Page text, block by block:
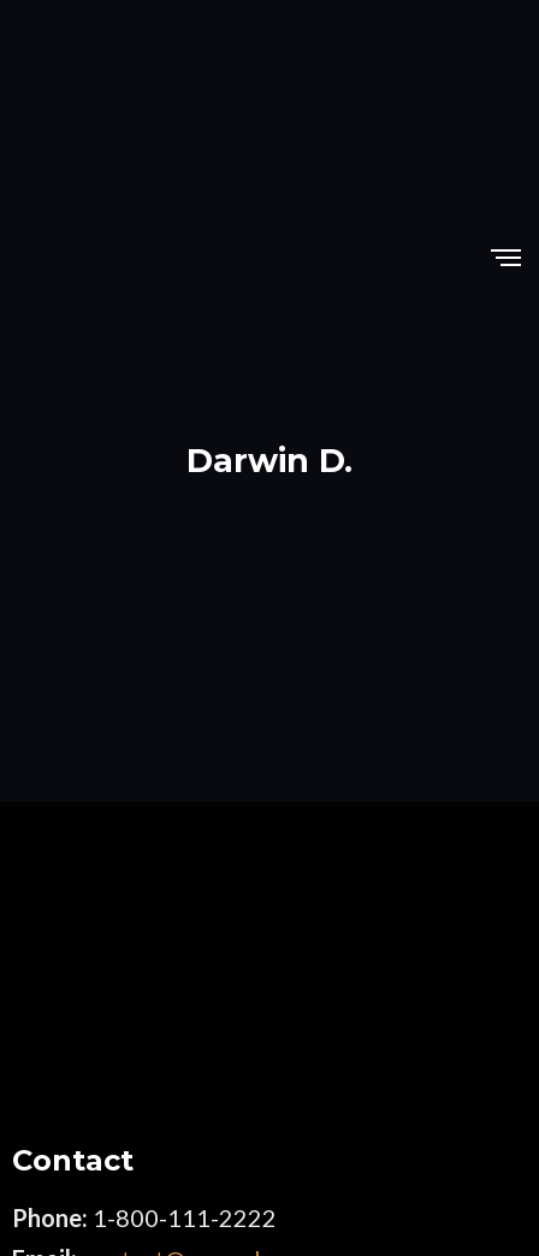
Darwin D.
Contact
Phone: 1-800-111-2222